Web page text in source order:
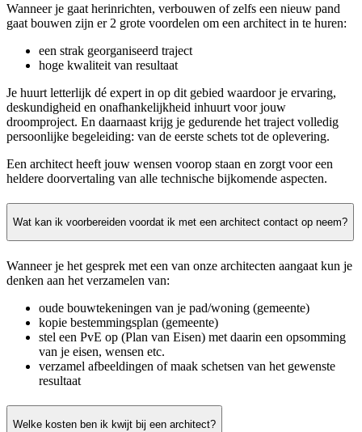
Wanneer je gaat herinrichten, verbouwen of zelfs een nieuw pand
gaat bouwen zijn er 2 grote voordelen om een architect in te huren:
een strak georganiseerd traject
hoge kwaliteit van resultaat
Je huurt letterlijk dé expert in op dit gebied waardoor je ervaring,
deskundigheid en onafhankelijkheid inhuurt voor jouw
droomproject. En daarnaast krijg je gedurende het traject volledig
persoonlijke begeleiding: van de eerste schets tot de oplevering.
Een architect heeft jouw wensen voorop staan en zorgt voor een
heldere doorvertaling van alle technische bijkomende aspecten.
Wat kan ik voorbereiden voordat ik met een architect contact op neem?
Wanneer je het gesprek met een van onze architecten aangaat kun je
denken aan het verzamelen van:
oude bouwtekeningen van je pad/woning (gemeente)
kopie bestemmingsplan (gemeente)
stel een PvE op (Plan van Eisen) met daarin een opsomming
van je eisen, wensen etc.
verzamel afbeeldingen of maak schetsen van het gewenste
resultaat
Welke kosten ben ik kwijt bij een architect?